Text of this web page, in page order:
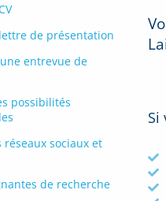
de présentation
entrevue de
possibilités
sociaux et
de recherche
Si